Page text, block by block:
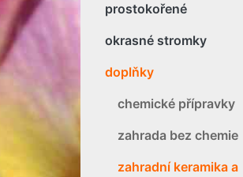
prostokořené
okrasné stromky
doplňky
chemické přípravky
zahrada bez chemie
zahradní keramika a